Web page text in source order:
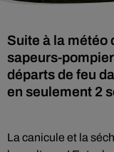
Suite à la météo
sapeurs-
départs de feu
en seulement 2
La canicule et la